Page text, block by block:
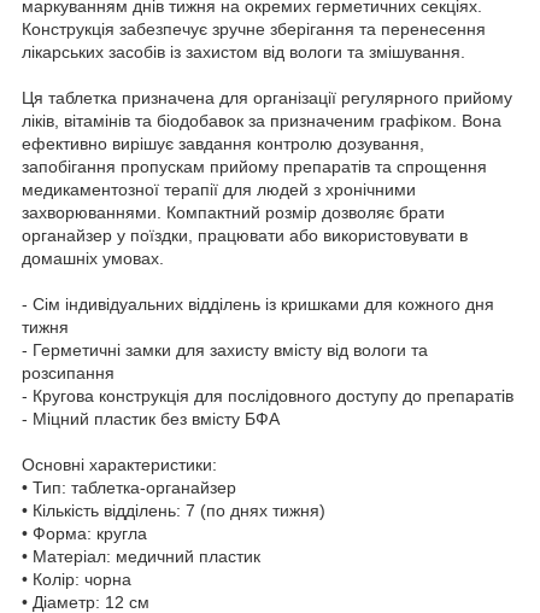
маркуванням днів тижня на окремих герметичних секціях.
Конструкція забезпечує зручне зберігання та перенесення
лікарських засобів із захистом від вологи та змішування.
Ця таблетка призначена для організації регулярного прийому
ліків, вітамінів та біодобавок за призначеним графіком. Вона
ефективно вирішує завдання контролю дозування,
запобігання пропускам прийому препаратів та спрощення
медикаментозної терапії для людей з хронічними
захворюваннями. Компактний розмір дозволяє брати
органайзер у поїздки, працювати або використовувати в
домашніх умовах.
- Сім індивідуальних відділень із кришками для кожного дня
тижня
- Герметичні замки для захисту вмісту від вологи та
розсипання
- Кругова конструкція для послідовного доступу до препаратів
- Міцний пластик без вмісту БФА
Основні характеристики:
• Тип: таблетка-органайзер
• Кількість відділень: 7 (по днях тижня)
• Форма: кругла
• Матеріал: медичний пластик
• Колір: чорна
• Діаметр: 12 см